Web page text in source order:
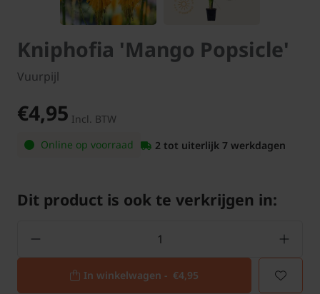
Kniphofia 'Mango Popsicle'
Vuurpijl
€4,95 Incl. BTW
Online op voorraad
2 tot uiterlijk 7 werkdagen
Dit product is ook te verkrijgen in:
In winkelwagen - €4,95